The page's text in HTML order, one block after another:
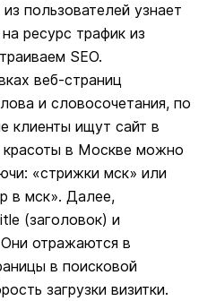
пользователей узнает
ресурс трафик из
SEO.
веб-страниц
и словосочетания, по
клиенты ищут сайт в
красоты в Москве можно
«стрижки мск» или
в мск». Далее,
(заголовок) и
отражаются в
в поисковой
загрузки визитки.